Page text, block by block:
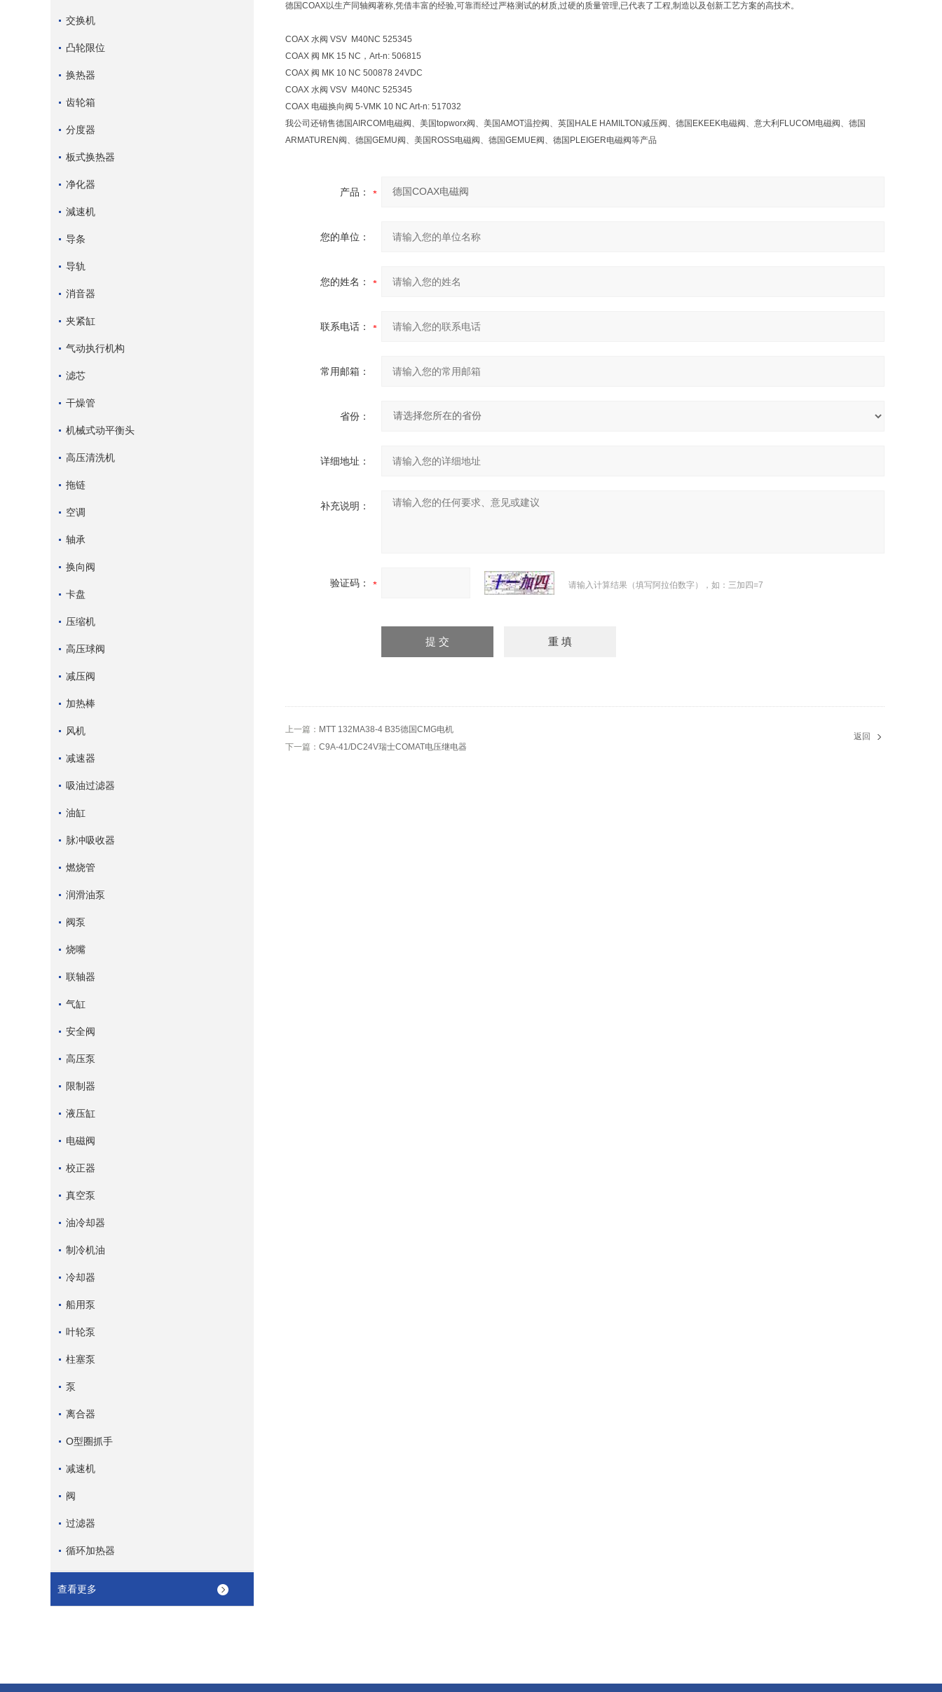
交换机
凸轮限位
换热器
齿轮箱
分度器
板式换热器
净化器
減速机
导条
导轨
消音器
夹紧缸
气动执行机构
滤芯
干燥管
机械式动平衡头
高压清洗机
拖链
空调
轴承
换向阀
卡盘
压缩机
高压球阀
减压阀
加热棒
风机
减速器
吸油过滤器
油缸
脉冲吸收器
燃烧管
润滑油泵
阀泵
烧嘴
联轴器
气缸
安全阀
高压泵
限制器
液压缸
电磁阀
校正器
真空泵
油冷却器
制冷机油
冷却器
船用泵
叶轮泵
柱塞泵
泵
离合器
O型圈抓手
减速机
阀
过滤器
循环加热器
查看更多
德国COAX以生产同轴阀著称,凭借丰富的经验,可靠而经过严格测试的材质,过硬的质量管理,已代表了工程,制造以及创新工艺方案的高技术。
COAX 水阀 VSV M40NC 525345
COAX 阀 MK 15 NC，Art-n: 506815
COAX 阀 MK 10 NC 500878 24VDC
COAX 水阀 VSV M40NC 525345
COAX 电磁换向阀 5-VMK 10 NC Art-n: 517032
我公司还销售德国AIRCOM电磁阀、美国topworx阀、美国AMOT温控阀、英国HALE HAMILTON减压阀、德国EKEEK电磁阀、意大利FLUCOM电磁阀、德国
ARMATUREN阀、德国GEMU阀、美国ROSS电磁阀、德国GEMUE阀、德国PLEIGER电磁阀等产品
产品：
您的单位：
您的姓名：
联系电话：
常用邮箱：
省份：
详细地址：
补充说明：
验证码： 请输入计算结果（填写阿拉伯数字），如：三加四=7
上一篇： MTT 132MA38-4 B35德国CMG电机
下一篇： C9A-41/DC24V瑞士COMAT电压继电器
返回